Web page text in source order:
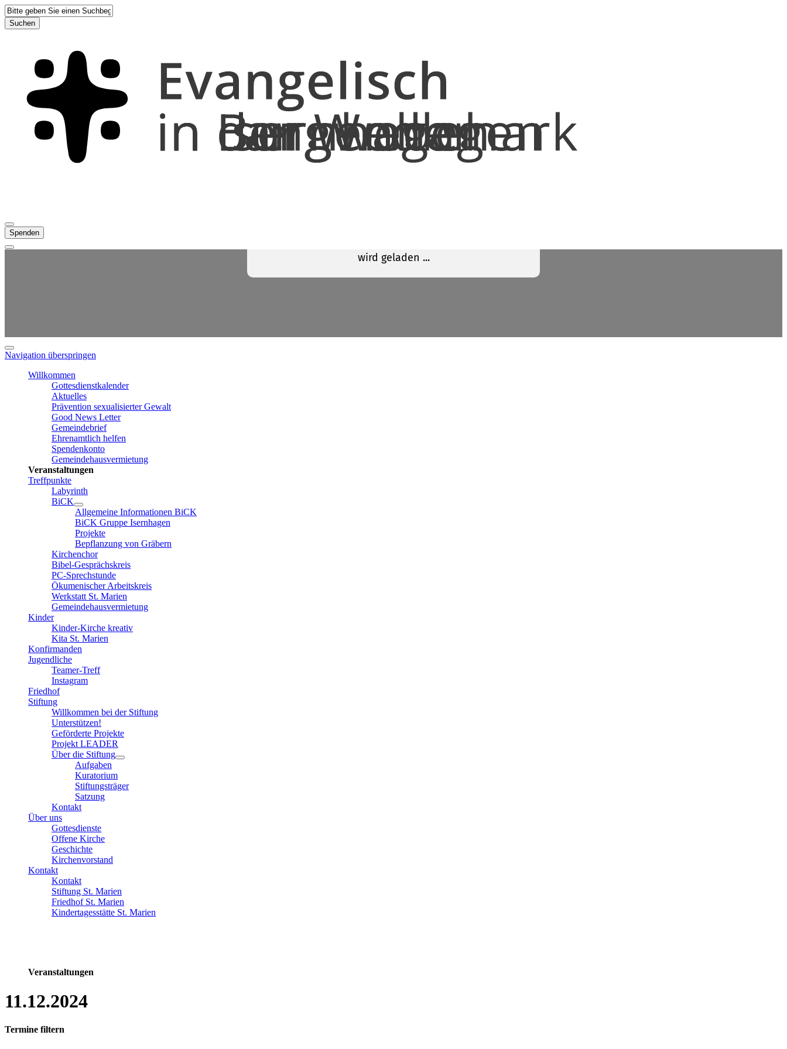
Suchen
Spenden
Navigation überspringen
Willkommen
Gottesdienstkalender
Aktuelles
Prävention sexualisierter Gewalt
Good News Letter
Gemeindebrief
Ehrenamtlich helfen
Spendenkonto
Gemeindehausvermietung
Veranstaltungen
Treffpunkte
Labyrinth
BiCK
Allgemeine Informationen BiCK
BiCK Gruppe Isernhagen
Projekte
Bepflanzung von Gräbern
Kirchenchor
Bibel-Gesprächskreis
PC-Sprechstunde
Ökumenischer Arbeitskreis
Werkstatt St. Marien
Gemeindehausvermietung
Kinder
Kinder-Kirche kreativ
Kita St. Marien
Konfirmanden
Jugendliche
Teamer-Treff
Instagram
Friedhof
Stiftung
Willkommen bei der Stiftung
Unterstützen!
Geförderte Projekte
Projekt LEADER
Über die Stiftung
Aufgaben
Kuratorium
Stiftungsträger
Satzung
Kontakt
Über uns
Gottesdienste
Offene Kirche
Geschichte
Kirchenvorstand
Kontakt
Kontakt
Stiftung St. Marien
Friedhof St. Marien
Kindertagesstätte St. Marien
Veranstaltungen
11.12.2024
Termine filtern